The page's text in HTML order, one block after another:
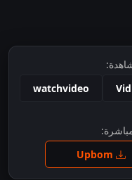
watchvideo